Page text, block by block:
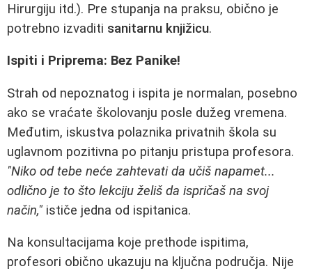
Hirurgiju itd.). Pre stupanja na praksu, obično je
potrebno izvaditi sanitarnu knjižicu.
Ispiti i Priprema: Bez Panike!
Strah od nepoznatog i ispita je normalan, posebno
ako se vraćate školovanju posle dužeg vremena.
Međutim, iskustva polaznika privatnih škola su
uglavnom pozitivna po pitanju pristupa profesora.
"Niko od tebe neće zahtevati da učiš napamet...
odlično je to što lekciju želiš da ispričaš na svoj
način," ističe jedna od ispitanica.
Na konsultacijama koje prethode ispitima,
profesori obično ukazuju na ključna područja. Nije